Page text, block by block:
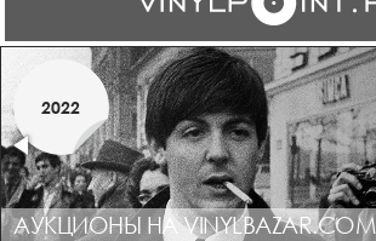
МАРТ
2019
2022
АУКЦИОНЫ НА VINYLBAZAR.COM